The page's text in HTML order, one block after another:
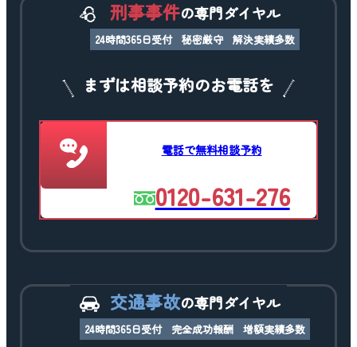
刑事事件の専門ダイヤル
24時間365日受付 秘密厳守 解決実績多数
まずは相談予約のお電話を
電話で無料相談予約
0120-631-276
交通事故の専門ダイヤル
24時間365日受付 完全成功報酬 増額実績多数